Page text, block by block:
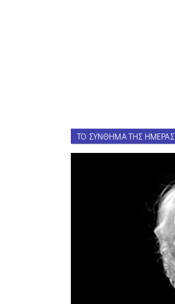
ΤΟ ΣΎΝΘΗΜΑ ΤΗΣ ΗΜΈΡΑΣ